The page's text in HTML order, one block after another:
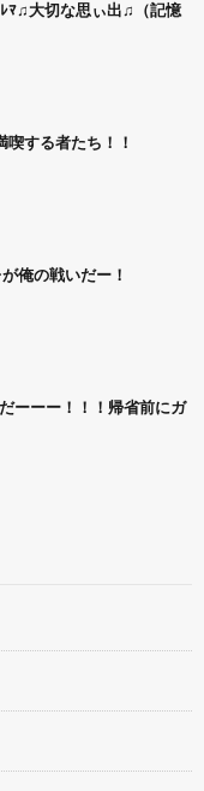
ﾏ♫大切な思ぃ出♫（記憶
喫する者たち！！
俺の戦いだー！
ーーー！！！帰省前にガ